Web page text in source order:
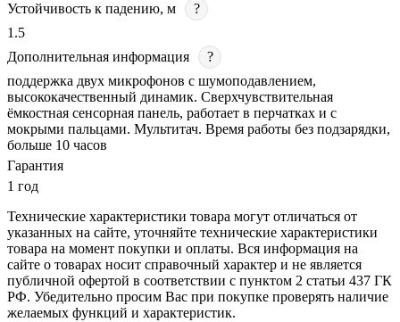
Устойчивость к падению, м
?
1.5
Дополнительная информация
?
поддержка двух микрофонов с шумоподавлением,
высококачественный динамик. Сверхчувствительная
ёмкостная сенсорная панель, работает в перчатках и с
мокрыми пальцами. Мультитач. Время работы без подзарядки,
больше 10 часов
Гарантия
1 год
Технические характеристики товара могут отличаться от
указанных на сайте, уточняйте технические характеристики
товара на момент покупки и оплаты. Вся информация на
сайте о товарах носит справочный характер и не является
публичной офертой в соответствии с пунктом 2 статьи 437 ГК
РФ. Убедительно просим Вас при покупке проверять наличие
желаемых функций и характеристик.